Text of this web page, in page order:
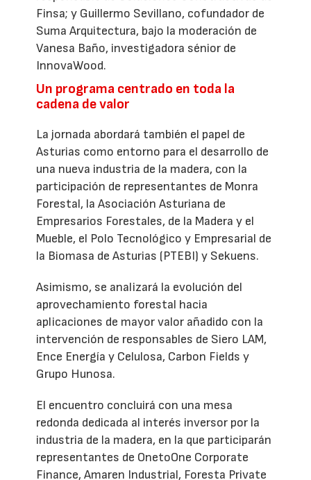
Finsa; y Guillermo Sevillano, cofundador de
Suma Arquitectura, bajo la moderación de
Vanesa Baño, investigadora sénior de
InnovaWood.
Un programa centrado en toda la
cadena de valor
La jornada abordará también el papel de
Asturias como entorno para el desarrollo de
una nueva industria de la madera, con la
participación de representantes de Monra
Forestal, la Asociación Asturiana de
Empresarios Forestales, de la Madera y el
Mueble, el Polo Tecnológico y Empresarial de
la Biomasa de Asturias (PTEBI) y Sekuens.
Asimismo, se analizará la evolución del
aprovechamiento forestal hacia
aplicaciones de mayor valor añadido con la
intervención de responsables de Siero LAM,
Ence Energía y Celulosa, Carbon Fields y
Grupo Hunosa.
El encuentro concluirá con una mesa
redonda dedicada al interés inversor por la
industria de la madera, en la que participarán
representantes de OnetoOne Corporate
Finance, Amaren Industrial, Foresta Private